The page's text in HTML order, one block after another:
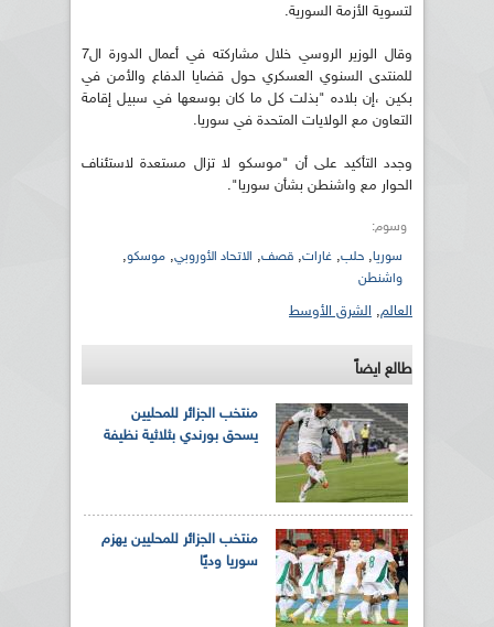
لتسوية الأزمة السورية.
وقال الوزير الروسي خلال مشاركته في أعمال الدورة ال7
للمنتدى السنوي العسكري حول قضايا الدفاع والأمن في
بكين ،إن بلاده "بذلت كل ما كان بوسعها في سبيل إقامة
التعاون مع الولايات المتحدة في سوريا.
وجدد التأكيد على أن "موسكو لا تزال مستعدة لاستئناف
الحوار مع واشنطن بشأن سوريا".
وسوم:
سوريا, حلب, غارات, قصف, الاتحاد الأوروبي, موسكو,
واشنطن
العالم, الشرق الأوسط
طالع ايضاً
منتخب الجزائر للمحليين
يسحق بورندي بثلاثية نظيفة
منتخب الجزائر للمحليين يهزم
سوريا وديًا